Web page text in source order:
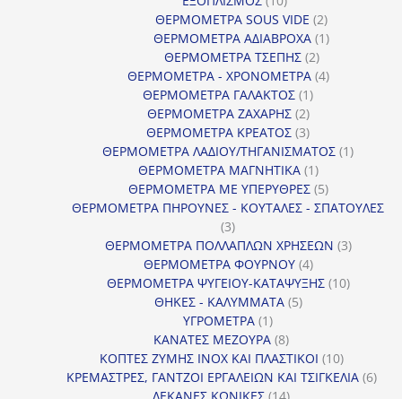
προϊόντα
ΘΕΡΜΟΜΕΤΡΑ SOUS VIDE 22
προϊόντα
ΘΕΡΜΟΜΕΤΡΑ ΑΔΙΑΒΡΟΧΑ 11
ΘΕΡΜΟΜΕΤΡΑ ΤΣΕΠΗΣ 22
προϊόντα
ΘΕΡΜΟΜΕΤΡΑ - ΧΡΟΝΟΜΕΤΡΑ 44
ΘΕΡΜΟΜΕΤΡΑ ΓΑΛΑΚΤΟΣ 11
προϊόν
ΘΕΡΜΟΜΕΤΡΑ ΖΑΧΑΡΗΣ 22
προϊόντα
ΘΕΡΜΟΜΕΤΡΑ ΚΡΕΑΤΟΣ 33
προϊόντα
ΘΕΡΜΟΜΕΤΡΑ ΛΑΔΙΟΥ/ΤΗΓΑΝΙΣΜΑΤΟΣ 11
ΘΕΡΜΟΜΕΤΡΑ ΜΑΓΝΗΤΙΚΑ 11
προϊόν
ΘΕΡΜΟΜΕΤΡΑ ΜΕ ΥΠΕΡΥΘΡΕΣ 55
προϊόντα
ΘΕΡΜΟΜΕΤΡΑ ΠΗΡΟΥΝΕΣ - ΚΟΥΤΑΛΕΣ - ΣΠΑΤΟΥΛΕΣ
33
προϊόντα
ΘΕΡΜΟΜΕΤΡΑ ΠΟΛΛΑΠΛΩΝ ΧΡΗΣΕΩΝ 33
ΘΕΡΜΟΜΕΤΡΑ ΦΟΥΡΝΟΥ 44
προϊόντα
ΘΕΡΜΟΜΕΤΡΑ ΨΥΓΕΙΟΥ-ΚΑΤΑΨΥΞΗΣ 1010
ΘΗΚΕΣ - ΚΑΛΥΜΜΑΤΑ 55
ΥΓΡΟΜΕΤΡΑ 11
προϊόν
ΚΑΝΑΤΕΣ ΜΕΖΟΥΡΑ 88
προϊόντα
ΚΟΠΤΕΣ ΖΥΜΗΣ INOX ΚΑΙ ΠΛΑΣΤΙΚΟΙ 1010
προϊόντα
ΚΡΕΜΑΣΤΡΕΣ, ΓΑΝΤΖΟΙ ΕΡΓΑΛΕΙΩΝ ΚΑΙ ΤΣΙΓΚΕΛΙΑ 66
ΛΕΚΑΝΕΣ ΚΩΝΙΚΕΣ 1414